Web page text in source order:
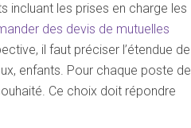
incluant les prises en charge les
des devis de mutuelles
il faut préciser l’étendue de
enfants. Pour chaque poste de
Ce choix doit répondre